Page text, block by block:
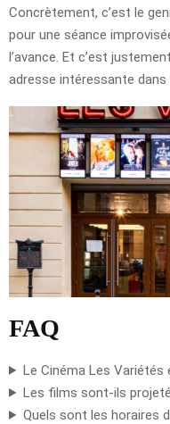
Concrètement, c’est le
pour une séance
l’avance. Et c’est
adresse intéressante dans
FAQ
Le Cinéma Les
Les films sont-ils
Quels sont les horaires